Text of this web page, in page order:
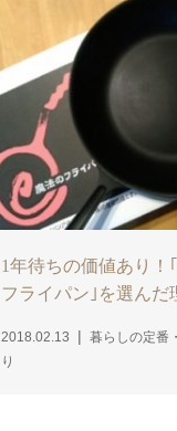
1年待ちの価値あり！
フライパン｣を選んだ
2018.02.13
暮らしの定番
り